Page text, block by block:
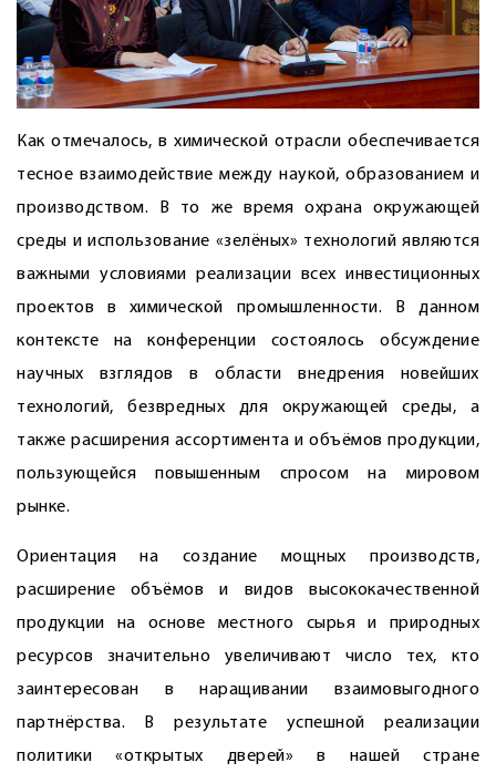
Как отмечалось, в химической отрасли обеспечивается
тесное взаимодействие между наукой, образованием и
производством. В то же время охрана окружающей
среды и использование «зелёных» технологий являются
важными условиями реализации всех инвестиционных
проектов в химической промышленности. В данном
контексте на конференции состоялось обсуждение
научных взглядов в области внедрения новейших
технологий, безвредных для окружающей среды, а
также расширения ассортимента и объёмов продукции,
пользующейся повышенным спросом на мировом
рынке.
Ориентация на создание мощных производств,
расширение объёмов и видов высококачественной
продукции на основе местного сырья и природных
ресурсов значительно увеличивают число тех, кто
заинтересован в наращивании взаимовыгодного
партнёрства. В результате успешной реализации
политики «открытых дверей» в нашей стране